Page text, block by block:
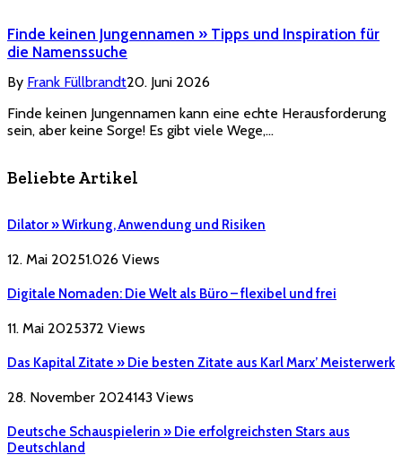
Finde keinen Jungennamen » Tipps und Inspiration für
die Namenssuche
By Frank Füllbrandt20. Juni 2026
Finde keinen Jungennamen kann eine echte Herausforderung
sein, aber keine Sorge! Es gibt viele Wege,…
Beliebte Artikel
Dilator » Wirkung, Anwendung und Risiken
12. Mai 20251.026 Views
Digitale Nomaden: Die Welt als Büro – flexibel und frei
11. Mai 2025372 Views
Das Kapital Zitate » Die besten Zitate aus Karl Marx’ Meisterwerk
28. November 2024143 Views
Deutsche Schauspielerin » Die erfolgreichsten Stars aus
Deutschland